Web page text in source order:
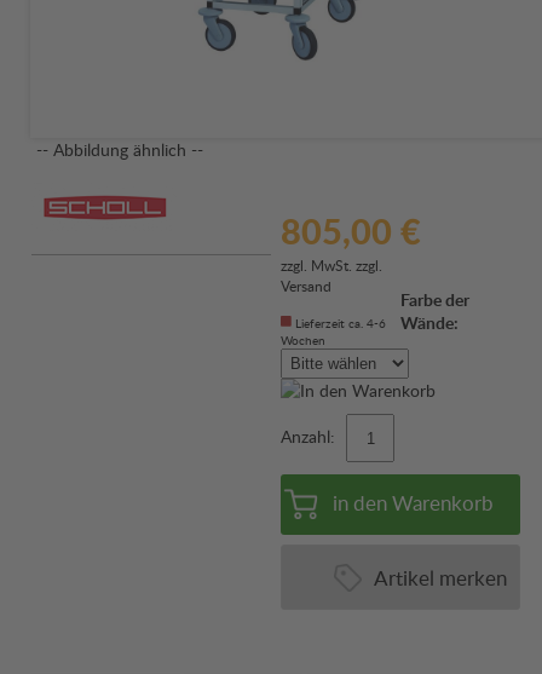
-- Abbildung ähnlich --
805,00 €
zzgl. MwSt. zzgl.
Versand
Lieferzeit ca. 4-6
Wochen
Farbe der
Wände:
Anzahl:
in den Warenkorb
Artikel merken